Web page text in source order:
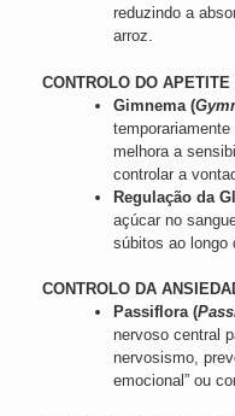
reduzindo a
arroz.
CONTROLO DO
Gimnema (
melhora a
controlar a
Regulação da
açúcar no
súbitos ao longo
CONTROLO DA
Passiflora (
nervoso central
nervosismo,
emocional” ou